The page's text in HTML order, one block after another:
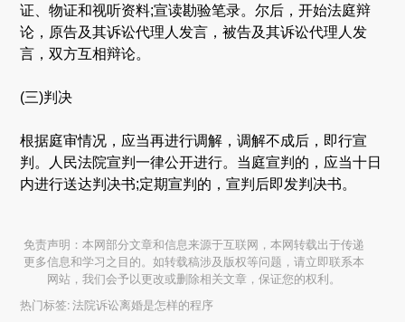
证、物证和视听资料;宣读勘验笔录。尔后，开始法庭辩
论，原告及其诉讼代理人发言，被告及其诉讼代理人发
言，双方互相辩论。
(三)判决
根据庭审情况，应当再进行调解，调解不成后，即行宣
判。人民法院宣判一律公开进行。当庭宣判的，应当十日
内进行送达判决书;定期宣判的，宣判后即发判决书。
免责声明：本网部分文章和信息来源于互联网，本网转载出于传递
更多信息和学习之目的。如转载稿涉及版权等问题，请立即联系本
网站，我们会予以更改或删除相关文章，保证您的权利。
热门标签:法院诉讼离婚是怎样的程序